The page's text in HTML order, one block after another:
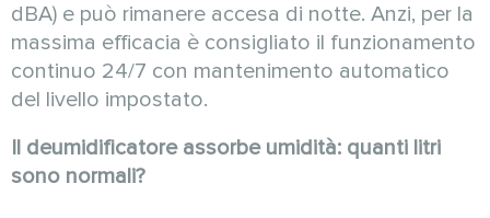
dBA) e può rimanere accesa di notte. Anzi, per la
massima efficacia è consigliato il funzionamento
continuo 24/7 con mantenimento automatico
del livello impostato.
Il deumidificatore assorbe umidità: quanti litri
sono normali?